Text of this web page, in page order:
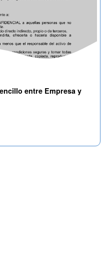
entre Empresa y